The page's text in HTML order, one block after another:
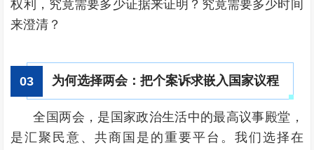
权利，究竟需要多少证据来证明？究竟需要多少时间
来澄清？
03 为何选择两会：把个案诉求嵌入国家议程
全国两会，是国家政治生活中的最高议事殿堂，
是汇聚民意、共商国是的重要平台。我们选择在